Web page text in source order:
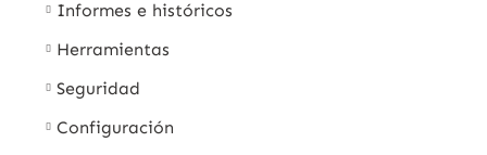
Informes e históricos
Herramientas
Seguridad
Configuración